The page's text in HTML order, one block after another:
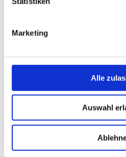
Marketing
Alle
Auswahl
"Wenn Sie Ihr Leben
Ansprechpartner
Zentrum für Rehabilitation
Annett Rechenbach
Telefon: 03601 853201